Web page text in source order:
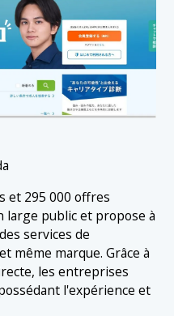
et 295 000 offres
large public et propose à
services de
même marque. Grâce à
les entreprises
l'expérience et